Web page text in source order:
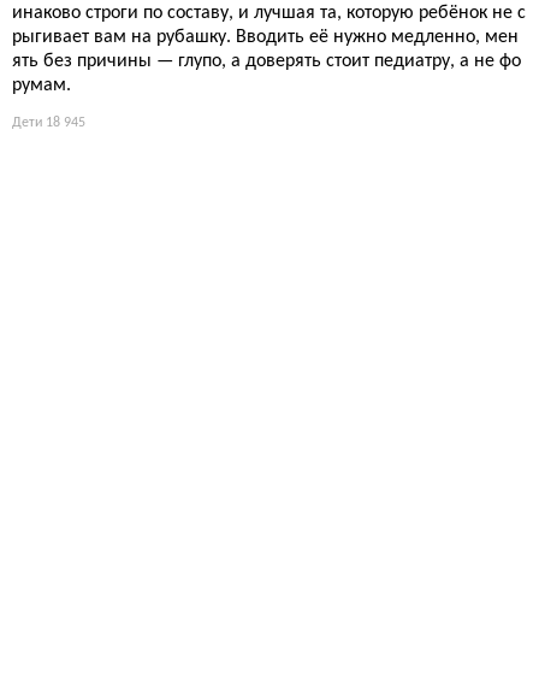
инаково строги по составу, и лучшая та, которую ребёнок не с
рыгивает вам на рубашку. Вводить её нужно медленно, мен
ять без причины — глупо, а доверять стоит педиатру, а не фо
румам.
Дети 18 945